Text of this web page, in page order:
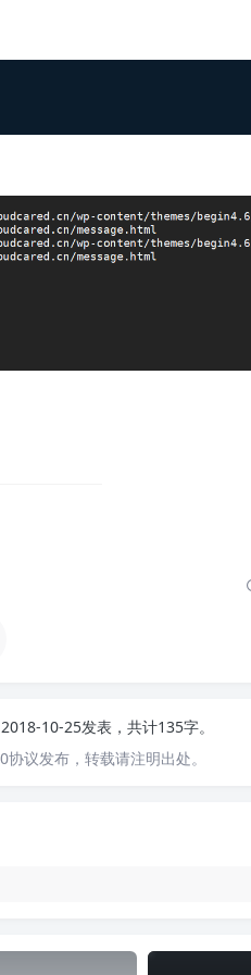
2018-10-25发表，共计135字。
议发布，转载请注明出处。